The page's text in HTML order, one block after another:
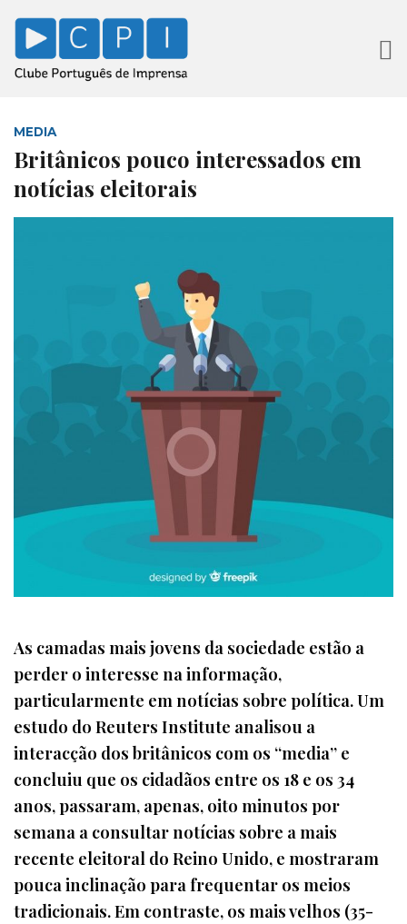
MEDIA
Britânicos pouco interessados em
notícias eleitorais
As camadas mais jovens da sociedade estão a
perder o interesse na informação,
particularmente em notícias sobre política. Um
estudo do Reuters Institute analisou a
interacção dos britânicos com os “media” e
concluiu que os cidadãos entre os 18 e os 34
anos, passaram, apenas, oito minutos por
semana a consultar notícias sobre a mais
recente eleitoral do Reino Unido, e mostraram
pouca inclinação para frequentar os meios
tradicionais. Em contraste, os mais velhos (35-